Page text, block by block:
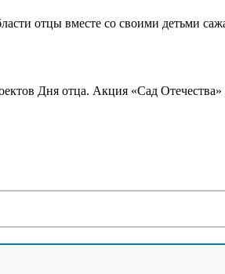
отцы вместе со своими детьми
Дня отца. Акция «Сад